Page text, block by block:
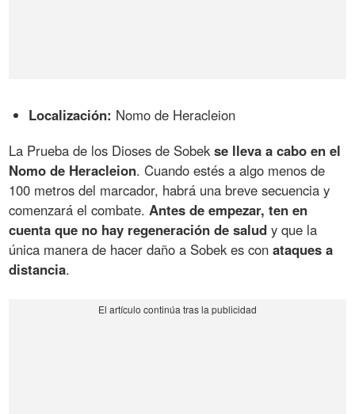
Localización: Nomo de Heracleion
La Prueba de los Dioses de Sobekse lleva a cabo en el
Nomo de Heracleion. Cuando estés a algo menos de
100 metros del marcador, habrá una breve secuencia y
comenzará el combate.Antes de empezar, ten en
cuenta que no hay regeneración de salud y que la
única manera de hacer daño a Sobek es conataques a
distancia.